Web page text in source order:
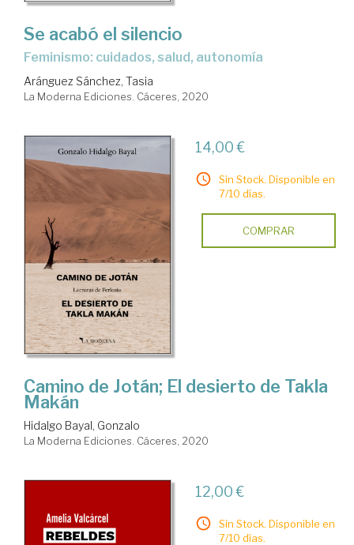
Se acabó el silencio
Feminismo: cuidados, salud, autonomía
Aránguez Sánchez, Tasia
La Moderna Ediciones. Cáceres, 2020
14,00 €
Sin Stock. Disponible en
7/10 días.
COMPRAR
Camino de Jotán; El desierto de Takla
Makán
Hidalgo Bayal, Gonzalo
La Moderna Ediciones. Cáceres, 2020
12,00 €
Sin Stock. Disponible en
7/10 días.